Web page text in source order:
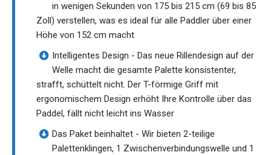
in wenigen Sekunden von 175 bis 215 cm (69 bis 85
Zoll) verstellen, was es ideal für alle Paddler über einer
Höhe von 152 cm macht
Intelligentes Design - Das neue Rillendesign auf der
Welle macht die gesamte Palette konsistenter,
strafft, schüttelt nicht. Der T-förmige Griff mit
ergonomischem Design erhöht Ihre Kontrolle über das
Paddel, fällt nicht leicht ins Wasser
Das Paket beinhaltet - Wir bieten 2-teilige
Palettenklingen, 1 Zwischenverbindungswelle und 1